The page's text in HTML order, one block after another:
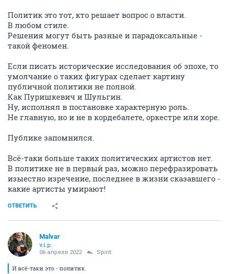
Политик это тот, кто решает вопрос о власти.
В любом стиле.
Решения могут быть разные и парадоксальные -
такой феномен.
Если писать исторические исследования об эпохе, то
умолчание о таких фигурах сделает картину
публичной политики не полной.
Как Пуришкевич и Шульгин.
Ну, исполнял в постановке характерную роль.
Не главную, но и не в кордебалете, оркестре или хоре.
Публике запомнился.
Всё-таки больше таких политических артистов нет.
В политике не в первый раз, можно перефразировать
изыестно изречение, последнее в жизни сказавшего -
какие артисты умирают!
ОТВЕТИТЬ
Malvar
v.i.p.
06 апреля 2022 Spirit
И всё-таки это - политик.